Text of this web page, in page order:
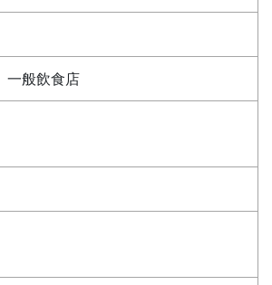
一般飲食店